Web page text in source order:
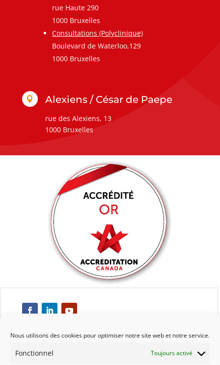
Nous utilisons des cookies pour optimiser notre site web et notre service.
Fonctionnel Toujours activé
rue Haute 290
1000 Bruxelles
Consultations (Polyclinique)
Boulevard de Waterloo,129
1000 Bruxelles
 Alexiens / César de Paepe
rue des Alexiens, 13
1000 Bruxelles
Respect